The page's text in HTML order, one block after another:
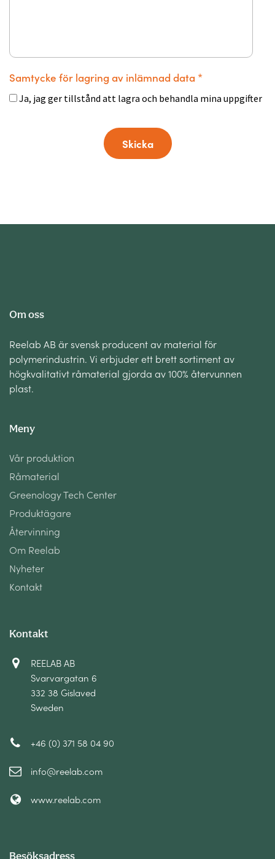
Samtycke för lagring av inlämnad data *
Ja, jag ger tillstånd att lagra och behandla mina uppgifter
Om oss
Reelab AB är svensk producent av material för
polymerindustrin. Vi erbjuder ett brett sortiment av
högkvalitativt råmaterial gjorda av 100% återvunnen
plast.
Meny
Vår produktion
Råmaterial
Greenology Tech Center
Produktägare
Återvinning
Om Reelab
Nyheter
Kontakt
Kontakt
REELAB AB
Svarvargatan 6
332 38 Gislaved
Sweden
+46 (0) 371 58 04 90
info@reelab.com
www.reelab.com
Besöksadress